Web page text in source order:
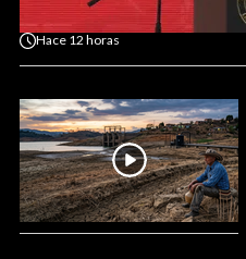
Hace 12 horas